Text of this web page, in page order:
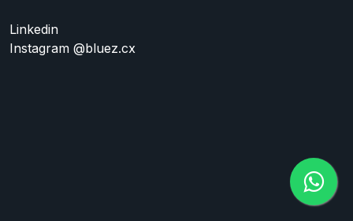
Linkedin
Instagram @bluez.cx